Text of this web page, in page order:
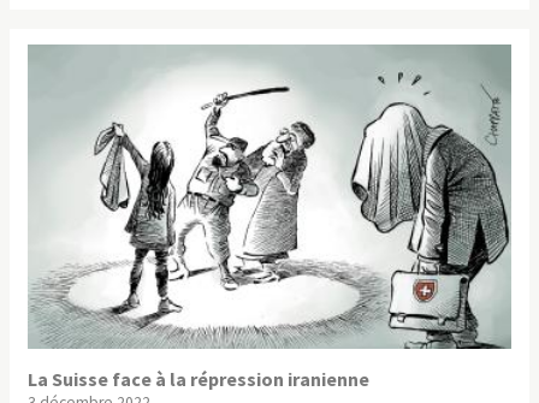
La Suisse face à la répression iranienne